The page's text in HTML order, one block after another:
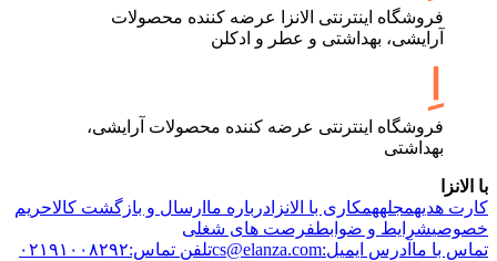
فروشگاه اینترنتی الانزا عرضه کننده محصولات
آرایشی، بهداشتی و عطر و ادکلن
فروشگاه اینترنتی عرضه کننده محصولات آرایشی،
بهداشتی
با الانزا
کارت هدیهمجلههمکاری با الانزا درباره ما ارسال و بازگشت کالاحریم
خصوصیشرایط و ضوابطفرصت های شغلی
تماس با ما آدرس ایمیل:cs@elanza.com تلفن تماس:۰۲۱۹۱۰۰۸۲۹۲